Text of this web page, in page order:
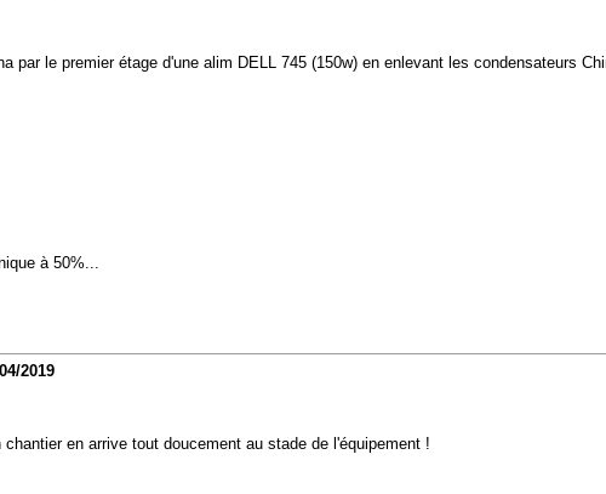
par le premier étage d'une alim DELL 745 (150w) en enlevant les condensateurs
à 50%...
2019
en arrive tout doucement au stade de l'équipement !